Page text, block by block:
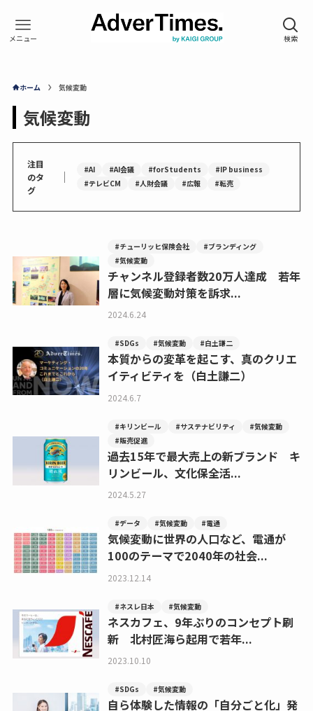
ホーム 気候変動
気候変動
注目
のタ
グ
｜ #AI #AI会議 #forStudents
#IP business
#テレビCM
#人財会議 #広報 #転売
#チューリッヒ保険会社
#ブランディング
#気候変動
チャンネル登録者数20万人達成 若年
層に気候変動対策を訴求...
2024.6.24
#SDGs #気候変動 #白土謙二
本質からの変革を起こす、真のクリエ
イティビティを（白土謙二）
2024.6.7
#キリンビール #サステナビリティ
#気候変動
#販売促進
過去15年で最大売上の新ブランド キ
リンビール、文化保全活...
2024.5.27
#データ #気候変動 #電通
気候変動に世界の人口など、電通が
100のテーマで2040年の社会...
2023.12.14
#ネスレ日本 #気候変動
ネスカフェ、9年ぶりのコンセプト刷
新 北村匠海ら起用で若年...
2023.10.10
#SDGs #気候変動
自ら体験した情報の「自分ごと化」発